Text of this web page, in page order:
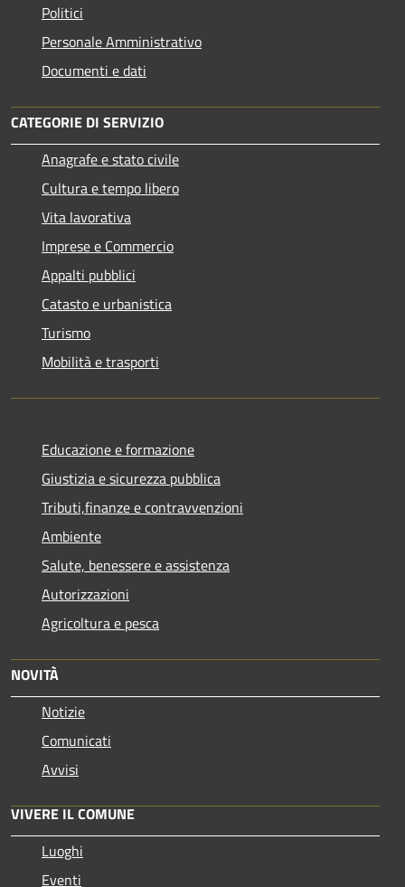
Politici
Personale Amministrativo
Documenti e dati
CATEGORIE DI SERVIZIO
Anagrafe e stato civile
Cultura e tempo libero
Vita lavorativa
Imprese e Commercio
Appalti pubblici
Catasto e urbanistica
Turismo
Mobilità e trasporti
Educazione e formazione
Giustizia e sicurezza pubblica
Tributi,finanze e contravvenzioni
Ambiente
Salute, benessere e assistenza
Autorizzazioni
Agricoltura e pesca
NOVITÀ
Notizie
Comunicati
Avvisi
VIVERE IL COMUNE
Luoghi
Eventi